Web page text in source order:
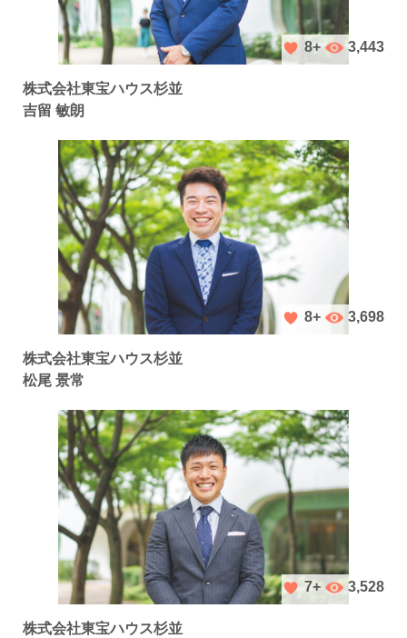
8+ 3,443
株式会社東宝ハウス杉並
吉留 敏朗
8+ 3,698
株式会社東宝ハウス杉並
松尾 景常
7+ 3,528
株式会社東宝ハウス杉並